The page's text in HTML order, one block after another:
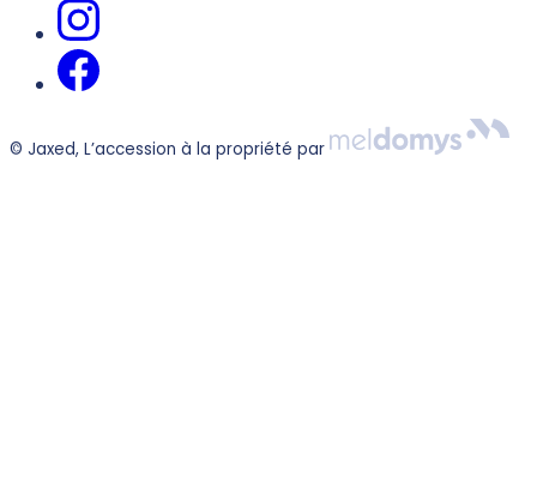
© Jaxed, L’accession à la propriété par